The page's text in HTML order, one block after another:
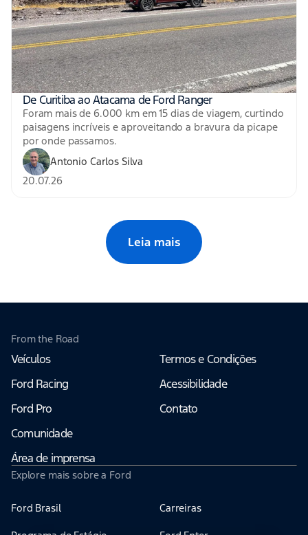
De Curitiba ao Atacama de Ford Ranger
Foram mais de 6.000 km em 15 dias de viagem, curtindo
paisagens incríveis e aproveitando a bravura da picape
por onde passamos.
Antonio Carlos Silva
20.07.26
Leia mais
From the Road
Veículos
Ford Racing
Ford Pro
Comunidade
Área de imprensa
Termos e Condições
Acessibilidade
Contato
Explore mais sobre a Ford
Ford Brasil Carreiras